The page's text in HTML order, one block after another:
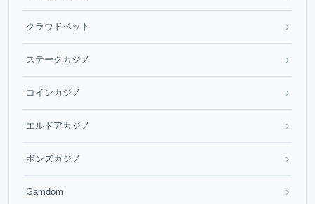
クラウドベット ›
ステークカジノ ›
コインカジノ ›
エルドアカジノ ›
ボンズカジノ ›
Gamdom ›